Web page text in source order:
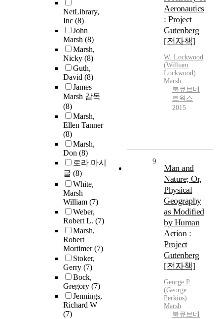
NetLibrary,
Inc (8)
John
Marsh (8)
Marsh,
Nicky (8)
Guth,
David (8)
James
Marsh 감독
(8)
Marsh,
Ellen Tanner
(8)
Marsh,
Don (8)
로라 마시
글 (8)
White,
Marsh
William (7)
Weber,
Robert L. (7)
Marsh,
Robert
Mortimer(7)
Stoker,
Gerry (7)
Bock,
Gregory (7)
Jennings,
Richard W
(7)
Aeronautics
: Project
Gutenberg
[전자책]
W. Lockwood
(William
Lockwood)
Marsh
북큐브네
트웍스
2015
9
Man and
Nature; Or,
Physical
Geography
as Modified
by Human
Action :
Project
Gutenberg
[전자책]
George P.
(George
Perkins)
Marsh
북큐브네